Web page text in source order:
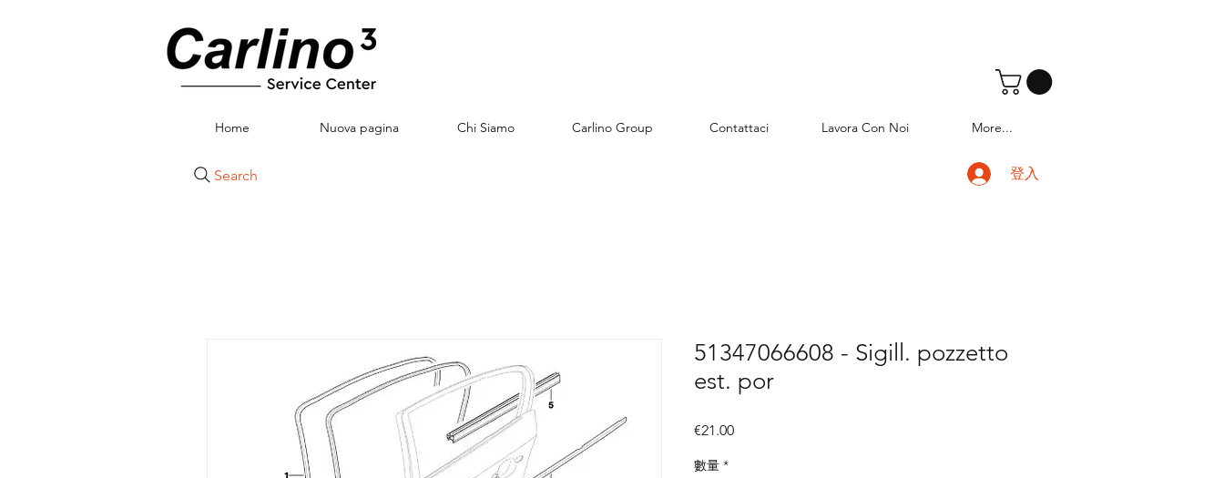
Home Nuova pagina Chi Siamo Carlino Group Contattaci Lavora Con Noi More...
Search 登入
51347066608 - Sigill. pozzetto
est. por
€21.00價
數量 *